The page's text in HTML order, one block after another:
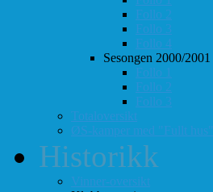
Follo 2
Follo 3
Follo 4
Sesongen 2000/2001
Follo 1
Follo 2
Follo 3
Totaloversikt
ØS-kamper med "Fullt hus"
Historikk
Vinner-oversikt